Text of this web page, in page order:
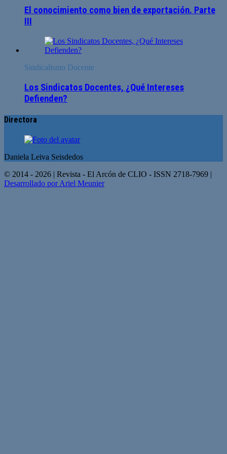
El conocimiento como bien de exportación. Parte
III
Sindicalismo Docente
Los Sindicatos Docentes, ¿Qué Intereses
Defienden?
Directora
Daniela Leiva Seisdedos
© 2014 - 2026 | Revista - El Arcón de CLIO - ISSN 2718-7969 |
Desarrollado por Ariel Meunier